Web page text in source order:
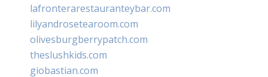
lafronterarestauranteybar.com
lilyandrosetearoom.com
olivesburgberrypatch.com
theslushkids.com
giobastian.com